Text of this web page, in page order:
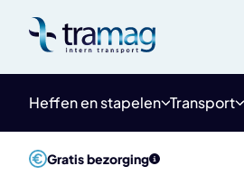
content
Heffen en stapelen Transport
Gratis bezorging